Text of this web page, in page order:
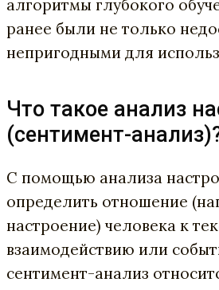
алгоритмы глубокого
ранее были не только
непригодными для
Что такое анализ
(сентимент-
С помощью анализа
определить отношение
настроение) человека к
взаимодействию или
сентимент-анализ